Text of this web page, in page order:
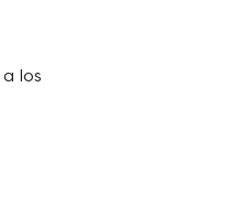
a los